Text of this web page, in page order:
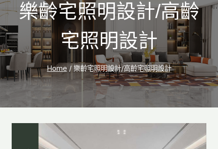
樂齡宅照明設計/高齡
宅照明設計
Home / 樂齡宅照明設計/高齡宅照明設計